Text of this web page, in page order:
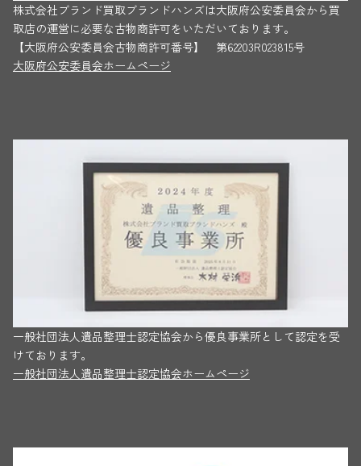
株式会社ブランド買取ブランドハンズは大阪府公安委員会から買
取店の運営に必要な古物商許可をいただいております。
【大阪府公安委員会古物商許可番号】 第62203R023815号
大阪府公安委員会ホームページ
一般社団法人遺品整理士認定協会から優良事業所として認定を受
けております。
一般社団法人遺品整理士認定協会ホームページ